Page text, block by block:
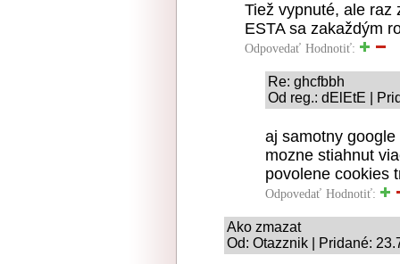
Tiež vypnuté, ale raz
ESTA sa zakaždým
Odpovedať Hodnotiť:
Re: ghcfbbh
Od reg.: dElEtE |
aj samotny
mozne stiahnut
povolene cookies
Odpovedať Hodnotiť:
Ako zmazat
Od: Otazznik | Pridané: